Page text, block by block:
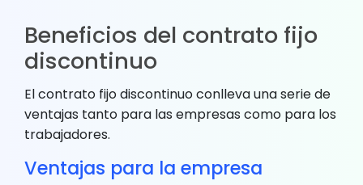
Beneficios del contrato fijo
discontinuo
El contrato fijo discontinuo conlleva una serie de
ventajas tanto para las empresas como para los
trabajadores.
Ventajas para la empresa